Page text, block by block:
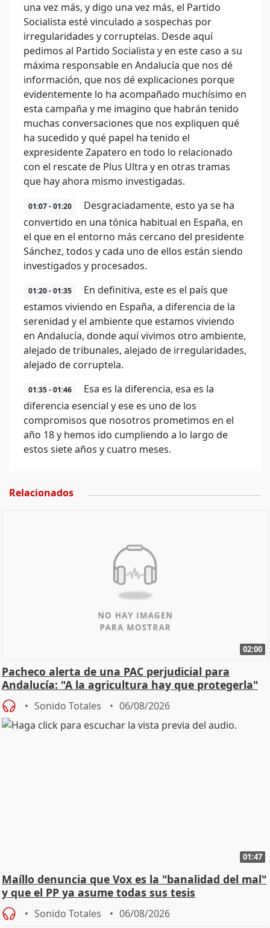
una vez más, y digo una vez más, el Partido
Socialista esté vinculado a sospechas por
irregularidades y corruptelas. Desde aquí
pedimos al Partido Socialista y en este caso a su
máxima responsable en Andalucía que nos dé
información, que nos dé explicaciones porque
evidentemente lo ha acompañado muchísimo en
esta campaña y me imagino que habrán tenido
muchas conversaciones que nos expliquen qué
ha sucedido y qué papel ha tenido el
expresidente Zapatero en todo lo relacionado
con el rescate de Plus Ultra y en otras tramas
que hay ahora mismo investigadas.
01:07 - 01:20
Desgraciadamente, esto ya se ha
convertido en una tónica habitual en España, en
el que en el entorno más cercano del presidente
Sánchez, todos y cada uno de ellos están siendo
investigados y procesados.
01:20 - 01:35
En definitiva, este es el país que
estamos viviendo en España, a diferencia de la
serenidad y el ambiente que estamos viviendo
en Andalucía, donde aquí vivimos otro ambiente,
alejado de tribunales, alejado de irregularidades,
alejado de corruptela.
01:35 - 01:46
Esa es la diferencia, esa es la
diferencia esencial y ese es uno de los
compromisos que nosotros prometimos en el
año 18 y hemos ido cumpliendo a lo largo de
estos siete años y cuatro meses.
Relacionados
02:00
Pacheco alerta de una PAC perjudicial para
Andalucía: "A la agricultura hay que protegerla"
Sonido Totales 06/08/2026
01:47
Maíllo denuncia que Vox es la "banalidad del mal"
y que el PP ya asume todas sus tesis
Sonido Totales 06/08/2026